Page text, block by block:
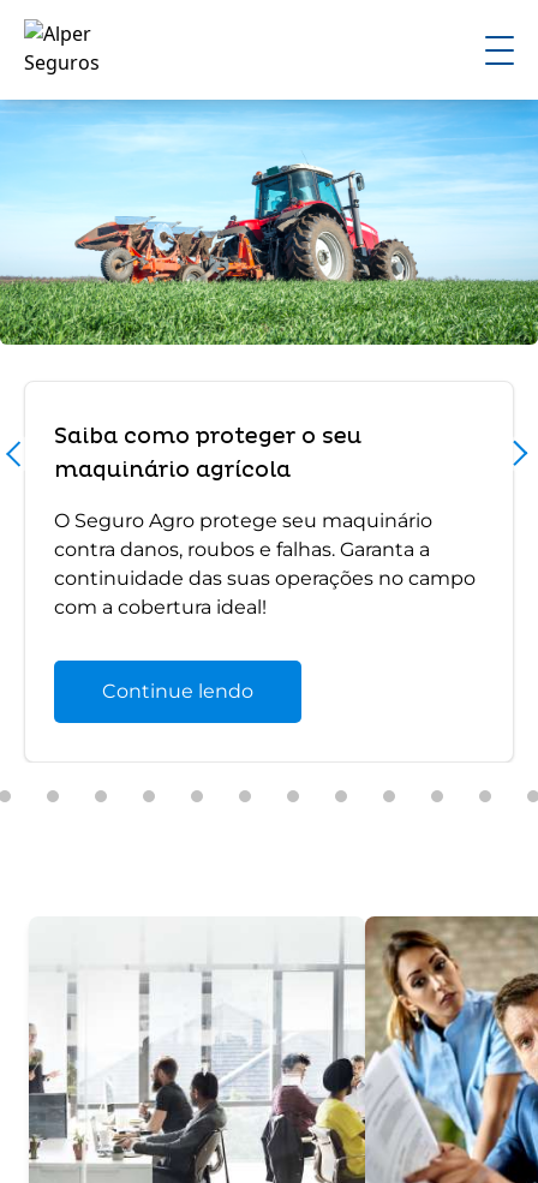
Saiba como proteger o seu
maquinário agrícola
O Seguro Agro protege seu maquinário
contra danos, roubos e falhas. Garanta a
continuidade das suas operações no campo
com a cobertura ideal!
Continue lendo